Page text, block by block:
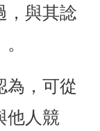
，與其諗
為，可從
他人競